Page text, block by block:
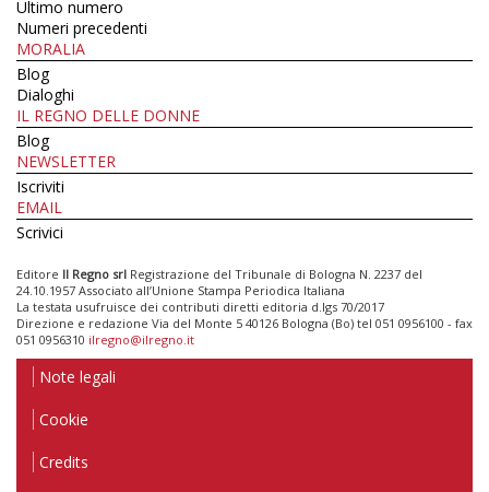
Ultimo numero
Numeri precedenti
MORALIA
Blog
Dialoghi
IL REGNO DELLE DONNE
Blog
NEWSLETTER
Iscriviti
EMAIL
Scrivici
Editore Il Regno srl Registrazione del Tribunale di Bologna N. 2237 del
24.10.1957 Associato all’Unione Stampa Periodica Italiana
La testata usufruisce dei contributi diretti editoria d.lgs 70/2017
Direzione e redazione Via del Monte 5 40126 Bologna (Bo) tel 051 0956100 - fax
051 0956310 ilregno@ilregno.it
Note legali
Cookie
Credits